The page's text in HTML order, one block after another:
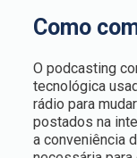
Como
O podcasting
tecnológica
rádio para
postados na
a conveniência